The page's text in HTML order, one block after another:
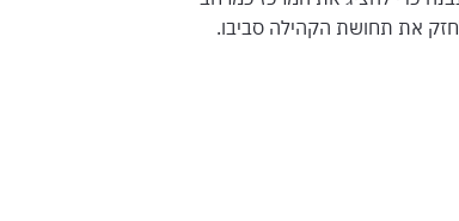
ולחזק את תחושת הקהילה סביבו.